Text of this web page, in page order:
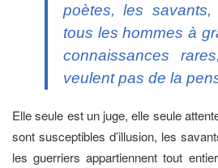
poètes, les savants,
tous les hommes à
connaissances
veulent pas de la
Elle seule est un juge, elle seule
sont susceptibles d’illusion, les
les guerriers appartiennent tout